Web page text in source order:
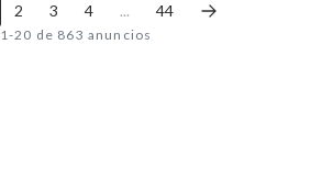
2 3 4 ... 44
1-20 de 863 anuncios